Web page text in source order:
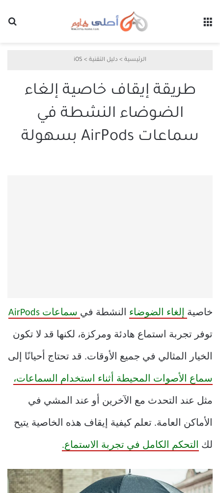
الرئيسية > دليل التقنية >
iOS
طريقة إيقاف خاصية إلغاء
الضوضاء النشطة في
سماعات AirPods بسهولة
خاصية إلغاء الضوضاء النشطة في سماعات AirPods
توفر تجربة استماع هادئة ومركزة، لكنها قد لا تكون
الخيار المثالي في جميع الأوقات. قد تحتاج أحيانًا إلى
سماع الأصوات المحيطة أثناء استخدام السماعات،
مثل عند التحدث مع الآخرين أو عند المشي في
الأماكن العامة. تعلم كيفية إيقاف هذه الخاصية يتيح
لك التحكم الكامل في تجربة الاستماع.